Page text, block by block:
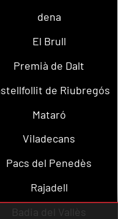
dena
El Brull
Premià de Dalt
de Riubregós
Mataró
Viladecans
Pacs del Penedès
Rajadell
Badia del Vallès